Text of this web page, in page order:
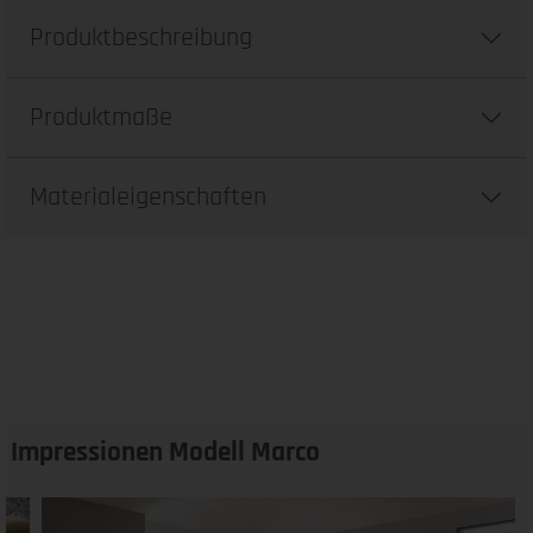
Produktbeschreibung
Produktmaße
Materialeigenschaften
Impressionen Modell Marco